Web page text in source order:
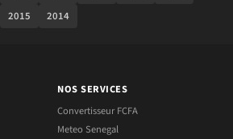
2015 2014
NOS SERVICES
Convertisseur FCFA
Meteo Senegal